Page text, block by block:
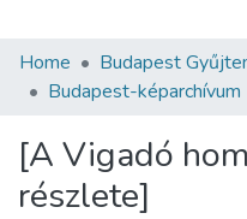
Communities &
Statistics
About us
Home Budapest
Budapest-képarchívum
[A Vigadó
részlete]